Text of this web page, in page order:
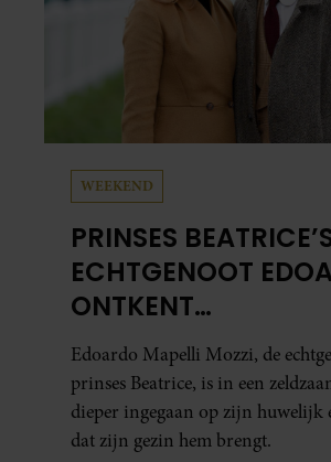
WEEKEND
PRINSES
ECHTGENOOT
ONTKENT
Edoardo Mapelli Mozzi, de
prinses Beatrice, is in een
dieper ingegaan op zijn huwelijk
dat zijn gezin hem brengt.